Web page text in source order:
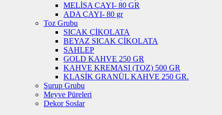
MELİSA ÇAYI- 80 GR
ADA ÇAYI- 80 gr
Toz Grubu
SICAK ÇİKOLATA
BEYAZ SICAK ÇİKOLATA
SAHLEP
GOLD KAHVE 250 GR
KAHVE KREMASI (TOZ) 500 GR
KLASİK GRANÜL KAHVE 250 GR.
Şurup Grubu
Meyve Püreleri
Dekor Soslar